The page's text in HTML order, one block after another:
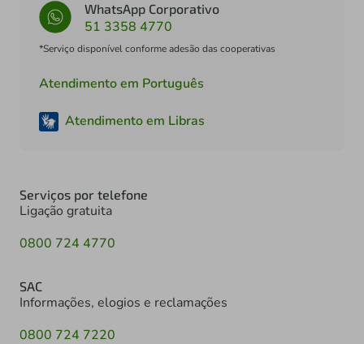
WhatsApp Corporativo
51 3358 4770
*Serviço disponível conforme adesão das cooperativas
Atendimento em Português
Atendimento em Libras
Serviços por telefone
Ligação gratuita
0800 724 4770
SAC
Informações, elogios e reclamações
0800 724 7220